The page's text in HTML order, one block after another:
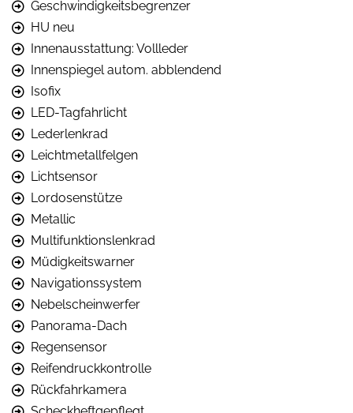
Geschwindigkeitsbegrenzer
HU neu
Innenausstattung: Vollleder
Innenspiegel autom. abblendend
Isofix
LED-Tagfahrlicht
Lederlenkrad
Leichtmetallfelgen
Lichtsensor
Lordosenstütze
Metallic
Multifunktionslenkrad
Müdigkeitswarner
Navigationssystem
Nebelscheinwerfer
Panorama-Dach
Regensensor
Reifendruckkontrolle
Rückfahrkamera